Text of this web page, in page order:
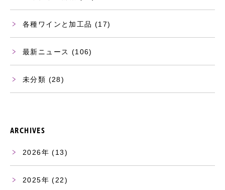
各種ワインと加工品 (17)
最新ニュース (106)
未分類 (28)
ARCHIVES
2026 (13)
2025 (22)